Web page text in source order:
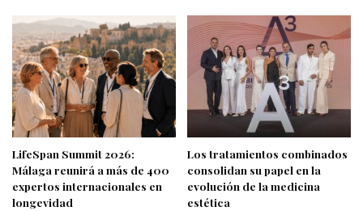
LifeSpan Summit 2026:
Málaga reunirá a más de 400
expertos internacionales en
longevidad
Los tratamientos combinados
consolidan su papel en la
evolución de la medicina
estética